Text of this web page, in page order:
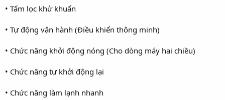
• Tấm lọc khử khuẩn
• Tự động vận hành (Điều khiển thông minh)
• Chức năng khởi động nóng (Cho dòng máy hai chiều)
• Chức năng tự khởi động lại
• Chức năng làm lạnh nhanh